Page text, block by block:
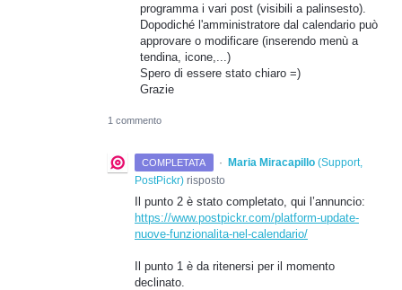
programma i vari post (visibili a palinsesto).
Dopodiché l'amministratore dal calendario può
approvare o modificare (inserendo menù a
tendina, icone,...)
Spero di essere stato chiaro =)
Grazie
1 commento
COMPLETATA · Maria Miracapillo (Support,
PostPickr) risposto
Il punto 2 è stato completato, qui l’annuncio:
https://www.postpickr.com/platform-update-
nuove-funzionalita-nel-calendario/
Il punto 1 è da ritenersi per il momento
declinato.